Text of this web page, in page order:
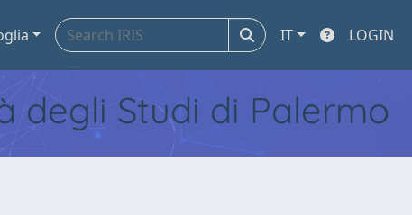
IT LOGIN
degli Studi di Palermo